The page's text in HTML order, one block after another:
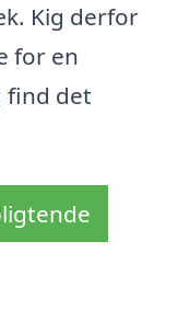
Kig derfor
for en
find det